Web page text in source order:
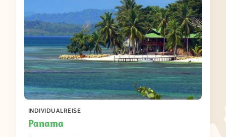
INDIVIDUALREISE
Panama